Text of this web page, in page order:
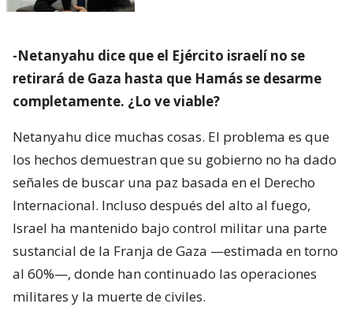
-Netanyahu dice que el Ejército israelí no se
retirará de Gaza hasta que Hamás se desarme
completamente. ¿Lo ve viable?
Netanyahu dice muchas cosas. El problema es que
los hechos demuestran que su gobierno no ha dado
señales de buscar una paz basada en el Derecho
Internacional. Incluso después del alto al fuego,
Israel ha mantenido bajo control militar una parte
sustancial de la Franja de Gaza —estimada en torno
al 60%—, donde han continuado las operaciones
militares y la muerte de civiles.